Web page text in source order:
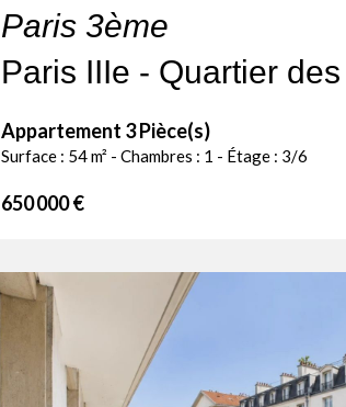
Paris 3ème
Appartement 3 Pièce(s)
Surface : 54 m² - Chambres : 1 - Étage : 3/6
650 000 €